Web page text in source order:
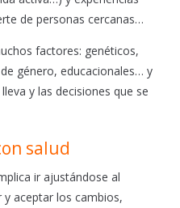
de personas cercanas…
factores: genéticos,
género, educacionales… y
y las decisiones que se
salud
ir ajustándose al
aceptar los cambios,